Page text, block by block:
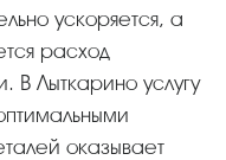
ускоряется, а
расход
В Лыткарино услугу
оказывает